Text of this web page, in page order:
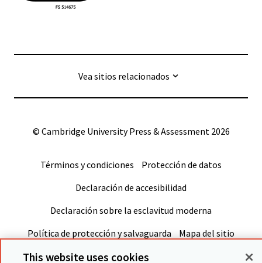
Vea sitios relacionados
© Cambridge University Press & Assessment 2026
Términos y condiciones
Protección de datos
Declaración de accesibilidad
Declaración sobre la esclavitud moderna
Política de protección y salvaguarda
Mapa del sitio
This website uses cookies